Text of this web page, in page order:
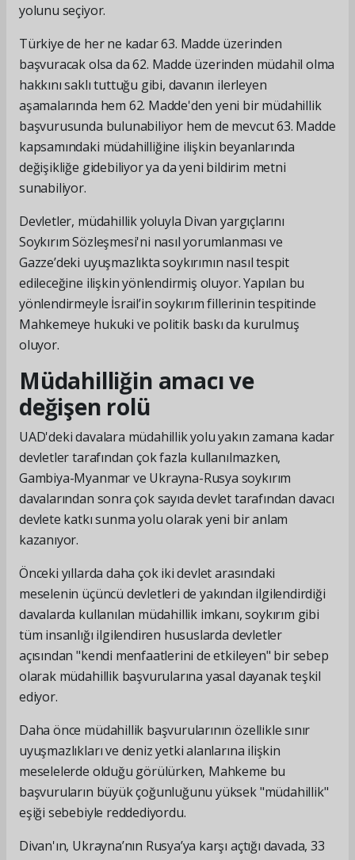
yolunu seçiyor.
Türkiye de her ne kadar 63. Madde üzerinden
başvuracak olsa da 62. Madde üzerinden müdahil olma
hakkını saklı tuttuğu gibi, davanın ilerleyen
aşamalarında hem 62. Madde'den yeni bir müdahillik
başvurusunda bulunabiliyor hem de mevcut 63. Madde
kapsamındaki müdahilliğine ilişkin beyanlarında
değişikliğe gidebiliyor ya da yeni bildirim metni
sunabiliyor.
Devletler, müdahillik yoluyla Divan yargıçlarını
Soykırım Sözleşmesi'ni nasıl yorumlanması ve
Gazze’deki uyuşmazlıkta soykırımın nasıl tespit
edileceğine ilişkin yönlendirmiş oluyor. Yapılan bu
yönlendirmeyle İsrail’in soykırım fillerinin tespitinde
Mahkemeye hukuki ve politik baskı da kurulmuş
oluyor.
Müdahilliğin amacı ve
değişen rolü
UAD'deki davalara müdahillik yolu yakın zamana kadar
devletler tarafından çok fazla kullanılmazken,
Gambiya-Myanmar ve Ukrayna-Rusya soykırım
davalarından sonra çok sayıda devlet tarafından davacı
devlete katkı sunma yolu olarak yeni bir anlam
kazanıyor.
Önceki yıllarda daha çok iki devlet arasındaki
meselenin üçüncü devletleri de yakından ilgilendirdiği
davalarda kullanılan müdahillik imkanı, soykırım gibi
tüm insanlığı ilgilendiren hususlarda devletler
açısından "kendi menfaatlerini de etkileyen" bir sebep
olarak müdahillik başvurularına yasal dayanak teşkil
ediyor.
Daha önce müdahillik başvurularının özellikle sınır
uyuşmazlıkları ve deniz yetki alanlarına ilişkin
meselelerde olduğu görülürken, Mahkeme bu
başvuruların büyük çoğunluğunu yüksek "müdahillik"
eşiği sebebiyle reddediyordu.
Divan'ın, Ukrayna’nın Rusya’ya karşı açtığı davada, 33